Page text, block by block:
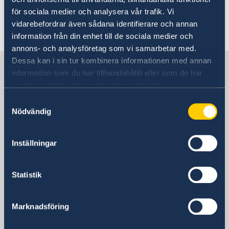
för sociala medier och analysera vår trafik. Vi
vidarebefordrar även sådana identifierare och annan
information från din enhet till de sociala medier och
annons- och analysföretag som vi samarbetar med.
Dessa kan i sin tur kombinera informationen med annan
information som du har tillhandahållit eller som de har
Nödvändig
Inställningar
Statistik
Marknadsföring
Service för svenska företag
Handel med utlandet
Anmäla handelshinder
situationen kan förändras snabbt.
Senast uppdaterad 23 juli 2026, 14.26
Sverige i Rumänien
Rumänien
Här hittar du en länk till Sveriges ambassad i